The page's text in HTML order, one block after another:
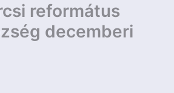
református
decemberi